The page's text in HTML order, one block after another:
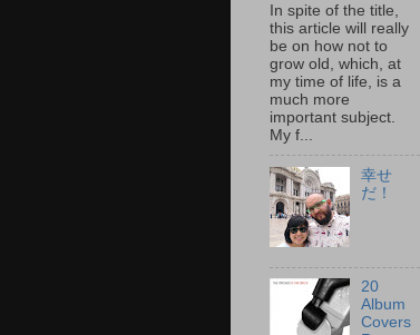
In spite of the title,
this article will really
be on how not to
grow old, which, at
my time of life, is a
much more
important subject.
My f...
幸せ
だ！
20
Album
Covers